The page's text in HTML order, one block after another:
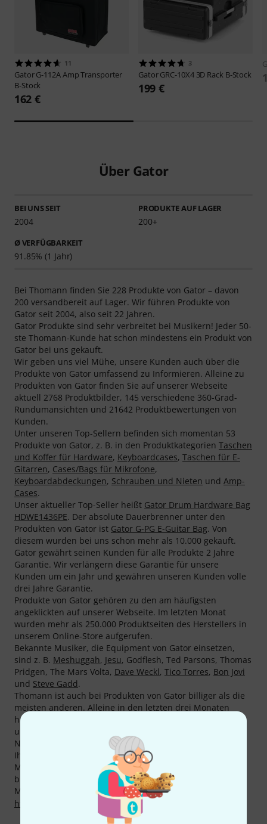
11
GatorG-112A Amp Transporter
B-Stock
162 €
3
GatorGRC-10X4 3D Rack B-Stock
199 €
Über Gator
BEI UNS SEIT
2004
PRODUKTE AUF LAGER
200+
Ø VERFÜGBARKEIT
91.85% (1 Jahr)
Bei Thomann finden Sie 228 Produkte von Gator – davon
200 versandbereit auf Lager. Wir führen Produkte von
Gator seit 2004, also seit 22 Jahren.
Gator Produkte sind sehr verbreitet bei Musikern! Jeder 50-
ste Thomann-Kunde hat schon mindestens ein Produkt von
Gator bei uns gekauft.
Wir geben uns viel Mühe, unsere Kunden auch über die
Produkte von Gator umfassend zu Informieren. Alleine zu
Produkten von Gator finden Sie auf unserer Webseite
aktuell 2768 Produktbilder, 145 verschiedene 360-Grad-
Rundumansichten und 21642 Produktbewertungen von
Kunden.
Unter unseren Top-Sellern befinden sich momentan 53
Produkte von Gator, z. B. in den Produktkategorien Taschen
und Koffer für Hardware, Keyboardcases, Taschen für E-
Gitarren, Cases/Bags für Mikrofone,
Keyboardabdeckungen, Schrauben und Nieten und Amp-
Cases.
Unser aktueller Top-Seller heißt Gator Drum Hardware Bag
HDWE1436PE. Der absolute Dauerbrenner unter den
Produkten von Gator ist Gator G-PG E-Guitar Bag. Von
diesem wurden bei uns schon mehr als 10.000 gekauft.
Gator gewährt seinen Kunden für alle Produkte 2 Jahre
Garantie. Wir verlängern diese Garantie für unsere
Kunden um ein Jahr und gewähren unseren Kunden volle
drei Jahre Garantie.
Produkte von Gator gehören zu den am häufigsten
angeklickten auf unserer Webseite. Im letzten Monat
wurden mehr als 250.000 Produktseiten des Herstellers in
unserem Online-Store aufgerufen.
Bekannte Musiker, die Equipment von Gator einsetzen,
sind z. B. Meshuggah, Jesu, Godflesh, Ted Parsons, Thomas
Pridgen, The Mars Volta, Dave Weckl, Tico Torres, Bon Jovi
und Steve Gadd.
Thomann ist auch bei Produkten von Gator billiger als die
meisten anderen. Alleine in den letzten drei Monaten
haben wir bei 26 Produkten von Gator die Preise nach
unten gesetzt.
Neben unserer 3 Jahre Thomann Garantie gewähren wir
Ihnen auch auf Produkte von Gator unsere 30-tägige
Money-Back-Garantie. Unsere kompetenten Fachleute
bieten Ihnen zudem weiteren Service vor Ort.
Mehr Informationen zum Hersteller finden Sie auf
http://www.gatorcases.com